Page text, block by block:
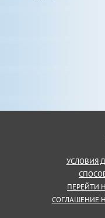
УСЛОВИЯ
ПЕРЕЙТИ
СОГЛАШЕНИЕ